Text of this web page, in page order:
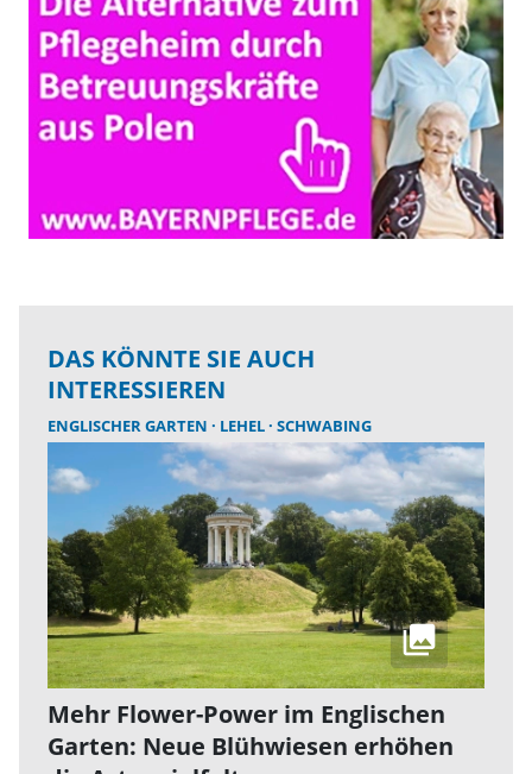
DAS KÖNNTE SIE AUCH
INTERESSIEREN
ENGLISCHER GARTEN LEHEL SCHWABING
Mehr Flower-Power im Englischen
Garten: Neue Blühwiesen erhöhen